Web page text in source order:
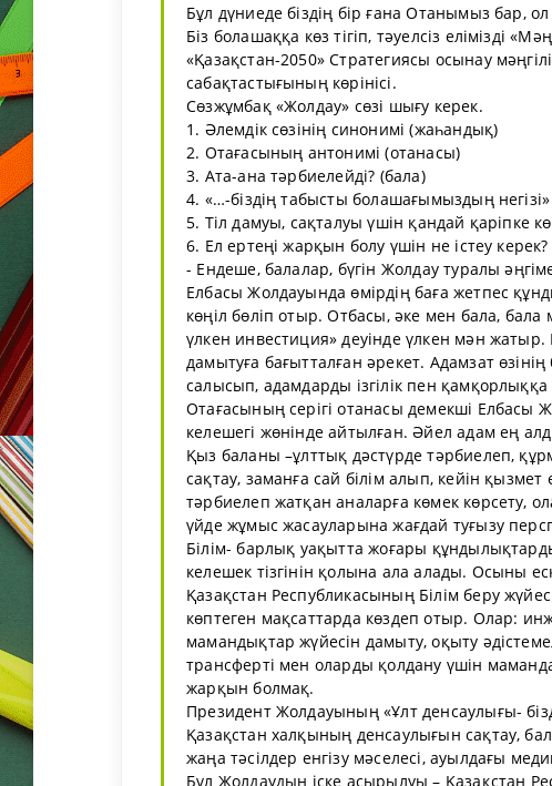
Бұл дүниеде біздің бір ғана Отанымыз бар, ол
Біз болашаққа көз тігіп, тәуелсіз елімізді
«Қазақстан-2050» Стратегиясы осынау
сабақтастығының көрінісі.
Сөзжұмбақ «Жолдау» сөзі шығу керек.
1. Әлемдік сөзінің синонимі (жаһандық)
2. Отағасының антонимі (отанасы)
3. Ата-ана тәрбиелейді? (бала)
4. «…-біздің табысты болашағымыздың
5. Тіл дамуы, сақталуы үшін қандай қаріпке
6. Ел ертеңі жарқын болу үшін не істеу керек?
- Ендеше, балалар, бүгін Жолдау туралы
Елбасы Жолдауында өмірдің баға жетпес
көңіл бөліп отыр. Отбасы, әке мен бала,
үлкен инвестиция» деуінде үлкен мән
дамытуға бағытталған әрекет. Адамзат
салысып, адамдарды ізгілік пен
Отағасының серігі отанасы демекші Елбасы
келешегі жөнінде айтылған. Әйел адам ең
Қыз баланы –ұлттық дәстүрде тәрбиелеп,
сақтау, заманға сай білім алып, кейін
тәрбиелеп жатқан аналарға көмек көрсету,
үйде жұмыс жасауларына жағдай туғызу
Білім- барлық уақытта жоғары
келешек тізгінін қолына ала алады. Осыны
Қазақстан Республикасының Білім беру
көптеген мақсаттарда көздеп отыр. Олар:
мамандықтар жүйесін дамыту, оқыту
трансферті мен оларды қолдану үшін
жарқын болмақ.
Президент Жолдауының «Ұлт денсаулығы-
Қазақстан халқының денсаулығын сақтау,
жаңа тәсілдер енгізу мәселесі, ауылдағы
Бұл Жолдаудың іске асырылуы – Қазақстан